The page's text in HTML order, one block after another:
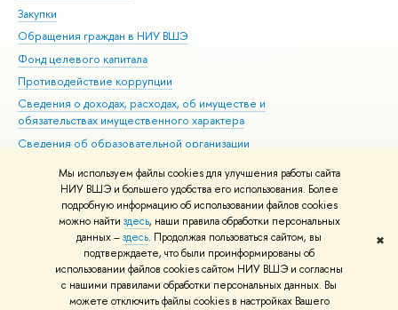
Мы используем файлы cookies для улучшения работы сайта
НИУ ВШЭ и большего удобства его использования. Более
подробную информацию об использовании файлов cookies
можно найти здесь, наши правила обработки персональных
данных –здесь. Продолжая пользоваться сайтом, вы
подтверждаете, что были проинформированы об
использовании файлов cookies сайтом НИУ ВШЭ и согласны
с нашими правилами обработки персональных данных. Вы
можете отключить файлы cookies в настройках Вашего
✖
Закупки
Обращения граждан в НИУ ВШЭ
Фонд целевого капитала
Противодействие коррупции
Сведения о доходах, расходах, об имуществе и
обязательствах имущественного характера
Сведения об образовательной организации
Людям с ограниченными возможностями здоровья
Единая платежная страница
Работа в Вышке
© НИУ ВШЭ 1993–2026 Адреса и контакты Условия использования
материалов Политика конфиденциальности Карта сайта
Шрифты HSE Sans и HSE Slab разработаны вШколе дизайна НИУ ВШЭ